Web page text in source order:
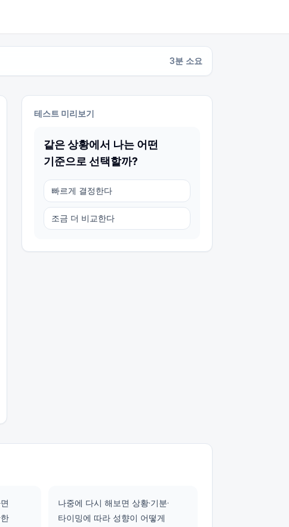
3분 소요
테스트 미리보기
같은 상황에서 나는 어떤
기준으로 선택할까?
빠르게 결정한다
조금 더 비교한다
나중에 다시 해보면 상황·기분·
타이밍에 따라 성향이 어떻게